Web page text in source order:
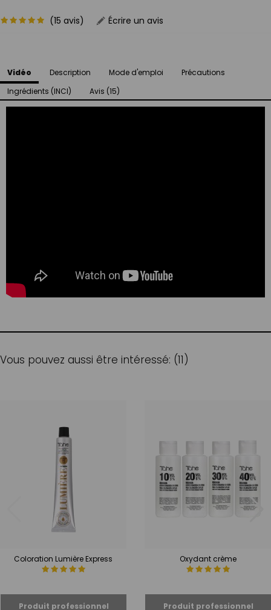
(15 avis) Écrire un avis
Vidéo Description Mode d'emploi
Précautions
Ingrédients (INCI)
Avis (15)
Vous pouvez aussi être intéressé: (11)
Coloration Lumière Express Oxydant crème